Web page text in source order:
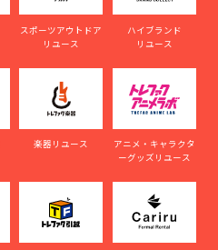
スポーツアウトドア
リユース
ハイブランド
リユース
楽器リユース
アニメ・キャラクタ
ーグッズリユース